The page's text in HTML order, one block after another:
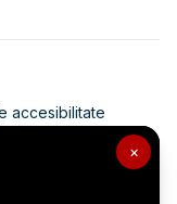
×
accesibilitate
confidențialitate